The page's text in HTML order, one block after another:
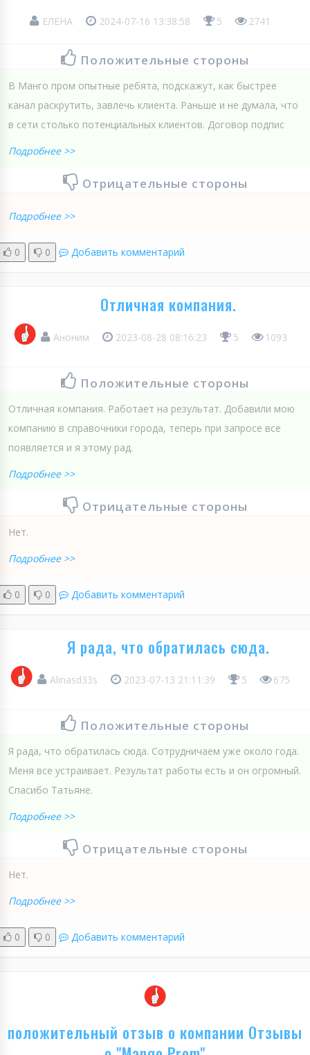
ЕЛЕНА 2024-07-16 13:38:58 5 2741
Положительные стороны
В Манго пром опытные ребята, подскажут, как быстрее
канал раскрутить, завлечь клиента. Раньше и не думала, что
в сети столько потенциальных клиентов. Договор подпис
Подробнее >>
Отрицательные стороны
Подробнее >>
0 0 Добавить комментарий
Отличная компания.
Аноним 2023-08-28 08:16:23 5 1093
Положительные стороны
Отличная компания. Работает на результат. Добавили мою
компанию в справочники города, теперь при запросе все
появляется и я этому рад.
Подробнее >>
Отрицательные стороны
Нет.
Подробнее >>
0 0 Добавить комментарий
Я рада, что обратилась сюда.
Alinasd33s 2023-07-13 21:11:39 5 675
Положительные стороны
Я рада, что обратилась сюда. Сотрудничаем уже около года.
Меня все устраивает. Результат работы есть и он огромный.
Спасибо Татьяне.
Подробнее >>
Отрицательные стороны
Нет.
Подробнее >>
0 0 Добавить комментарий
положительный отзыв о компании Отзывы